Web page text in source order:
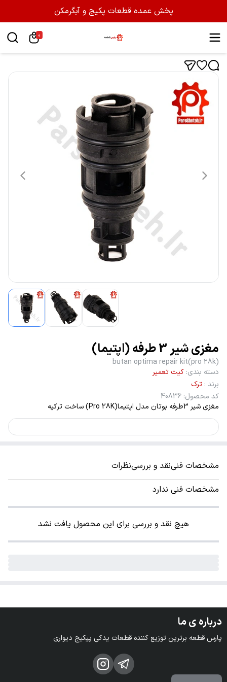
پخش عمده قطعات پکیج و آبگرمکن
0
مغزی شیر 3 طرفه (اپتیما)
butan optima repair kit(pro 28k)
دسته بندی: کیت تعمیر
برند : ترک
کد محصول:
40836
مغزی شیر 3طرفه بوتان مدل اپتیما(Pro 28K) ساخت ترکیه
مشخصات فنینقد و بررسینظرات
مشخصات فنی ندارد
هیچ نقد و بررسی برای این محصول یافت نشد
درباره ی ما
پارس قطعه برترین توزیع کننده قطعات یدکی پیکیج دیواری